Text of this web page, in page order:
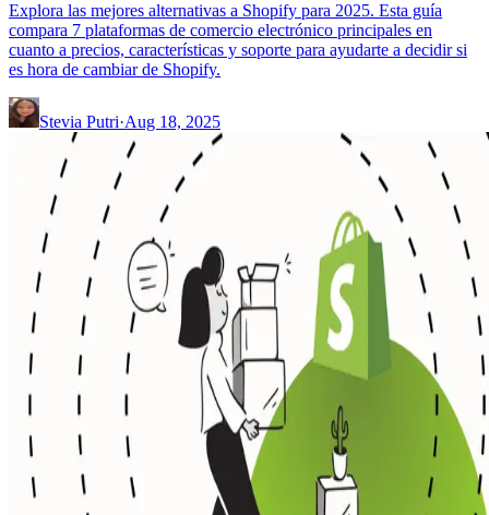
Explora las mejores alternativas a Shopify para 2025. Esta guía
compara 7 plataformas de comercio electrónico principales en
cuanto a precios, características y soporte para ayudarte a decidir si
es hora de cambiar de Shopify.
Stevia Putri·Aug 18, 2025